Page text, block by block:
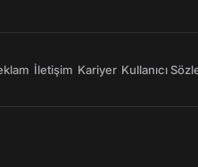
İletişim Kariyer Kullanıcı